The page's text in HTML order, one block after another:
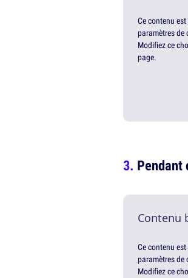
Ce contenu
paramètres
Modifiez ce
page.
Pendant
Contenu
Ce contenu
paramètres
Modifiez ce